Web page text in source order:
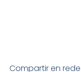
Compartir en